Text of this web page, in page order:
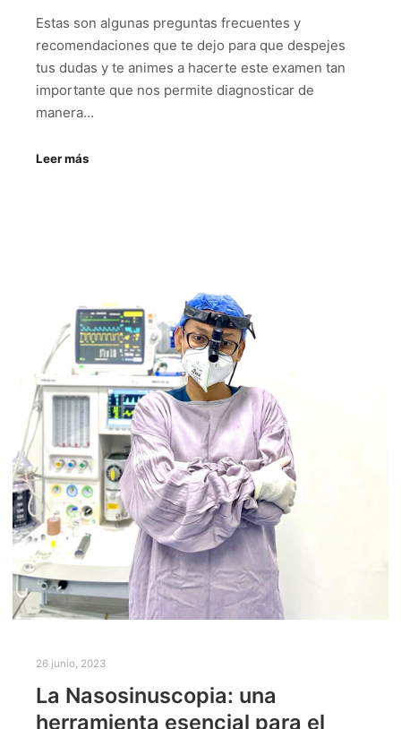
Estas son algunas preguntas frecuentes y
recomendaciones que te dejo para que despejes
tus dudas y te animes a hacerte este examen tan
importante que nos permite diagnosticar de
manera…
Leer más
26 junio, 2023
La Nasosinuscopia: una
herramienta esencial para el